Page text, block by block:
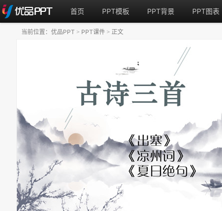
首页 PPT模板 PPT背景 PPT图表
当前位置： 优品PPT > PPT课件 > 正文